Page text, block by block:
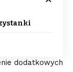
dodatkowych